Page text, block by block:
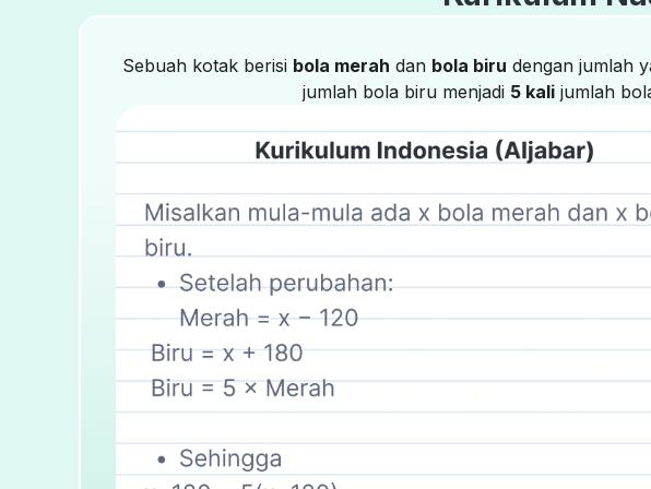
Sebuah kotak berisi bola merah dan bola biru dengan jumlah
jumlah bola biru menjadi 5 kali jumlah